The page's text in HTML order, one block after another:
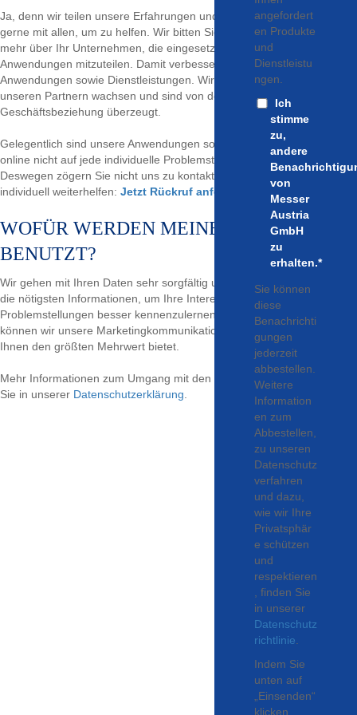
Ja, denn wir teilen unsere Erfahrungen und unser Know-how sehr
gerne mit allen, um zu helfen. Wir bitten Sie nur, uns ein bisschen
mehr über Ihr Unternehmen, die eingesetzten Gase und
Anwendungen mitzuteilen. Damit verbessern wir unsere Produkte,
Anwendungen sowie Dienstleistungen. Wir möchten gemeinsam mit
unseren Partnern wachsen und sind von den Vorteilen einer langen
Geschäftsbeziehung überzeugt.
Gelegentlich sind unsere Anwendungen so umfangreich, dass wir
online nicht auf jede individuelle Problemstellung eingehen können.
Deswegen zögern Sie nicht uns zu kontaktieren, damit wir Ihnen
individuell weiterhelfen: Jetzt Rückruf anfordern!
WOFÜR WERDEN MEINE DATEN
BENUTZT?
Wir gehen mit Ihren Daten sehr sorgfältig um. Wir bitten Sie nur um
die nötigsten Informationen, um Ihre Interessen und
Problemstellungen besser kennenzulernen. Anhand Ihrer Angaben,
können wir unsere Marketingkommunikation so gestalten, dass Sie
Ihnen den größten Mehrwert bietet.
Mehr Informationen zum Umgang mit den angegebenen Daten finden
Sie in unserer Datenschutzerklärung
angefordert
en Produkte
und
Dienstleistu
ngen.
Ich
stimme
zu,
andere
von
Messer
Austria
GmbH
zu
erhalten.*
Sie können
diese
Benachrichti
gungen
jederzeit
abbestellen.
Weitere
Information
en zum
Abbestellen,
zu unseren
Datenschutz
verfahren
und dazu,
wie wir Ihre
Privatsphär
e schützen
und
respektieren
, finden Sie
in unserer
Datenschutz
richtlinie
Indem Sie
unten auf
„Einsenden“
klicken,